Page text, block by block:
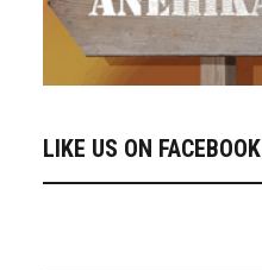
LIKE US ON FACEBOOK